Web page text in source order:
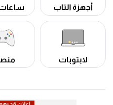
أجهزة التاب
لابتوبات